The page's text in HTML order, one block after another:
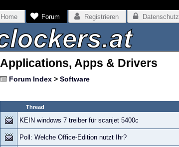
Home Forum Registrieren Datenschutz
Applications, Apps & Drivers
Forum Index > Software
Thread
KEIN windows 7 treiber für scanjet 5400c
Poll: Welche Office-Edition nutzt Ihr?